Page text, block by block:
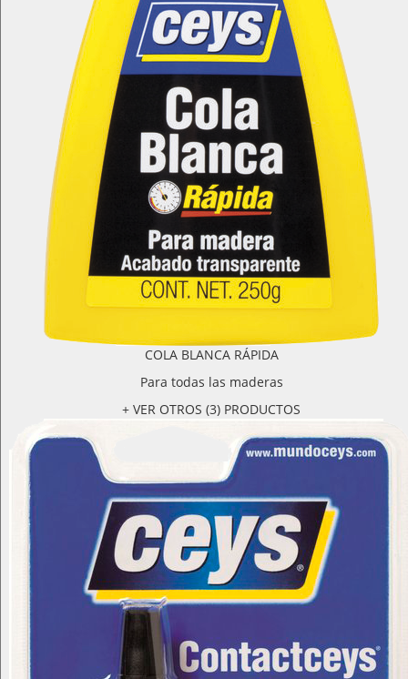
COLA BLANCA RÁPIDA
Para todas las maderas
+ VER OTROS (3) PRODUCTOS